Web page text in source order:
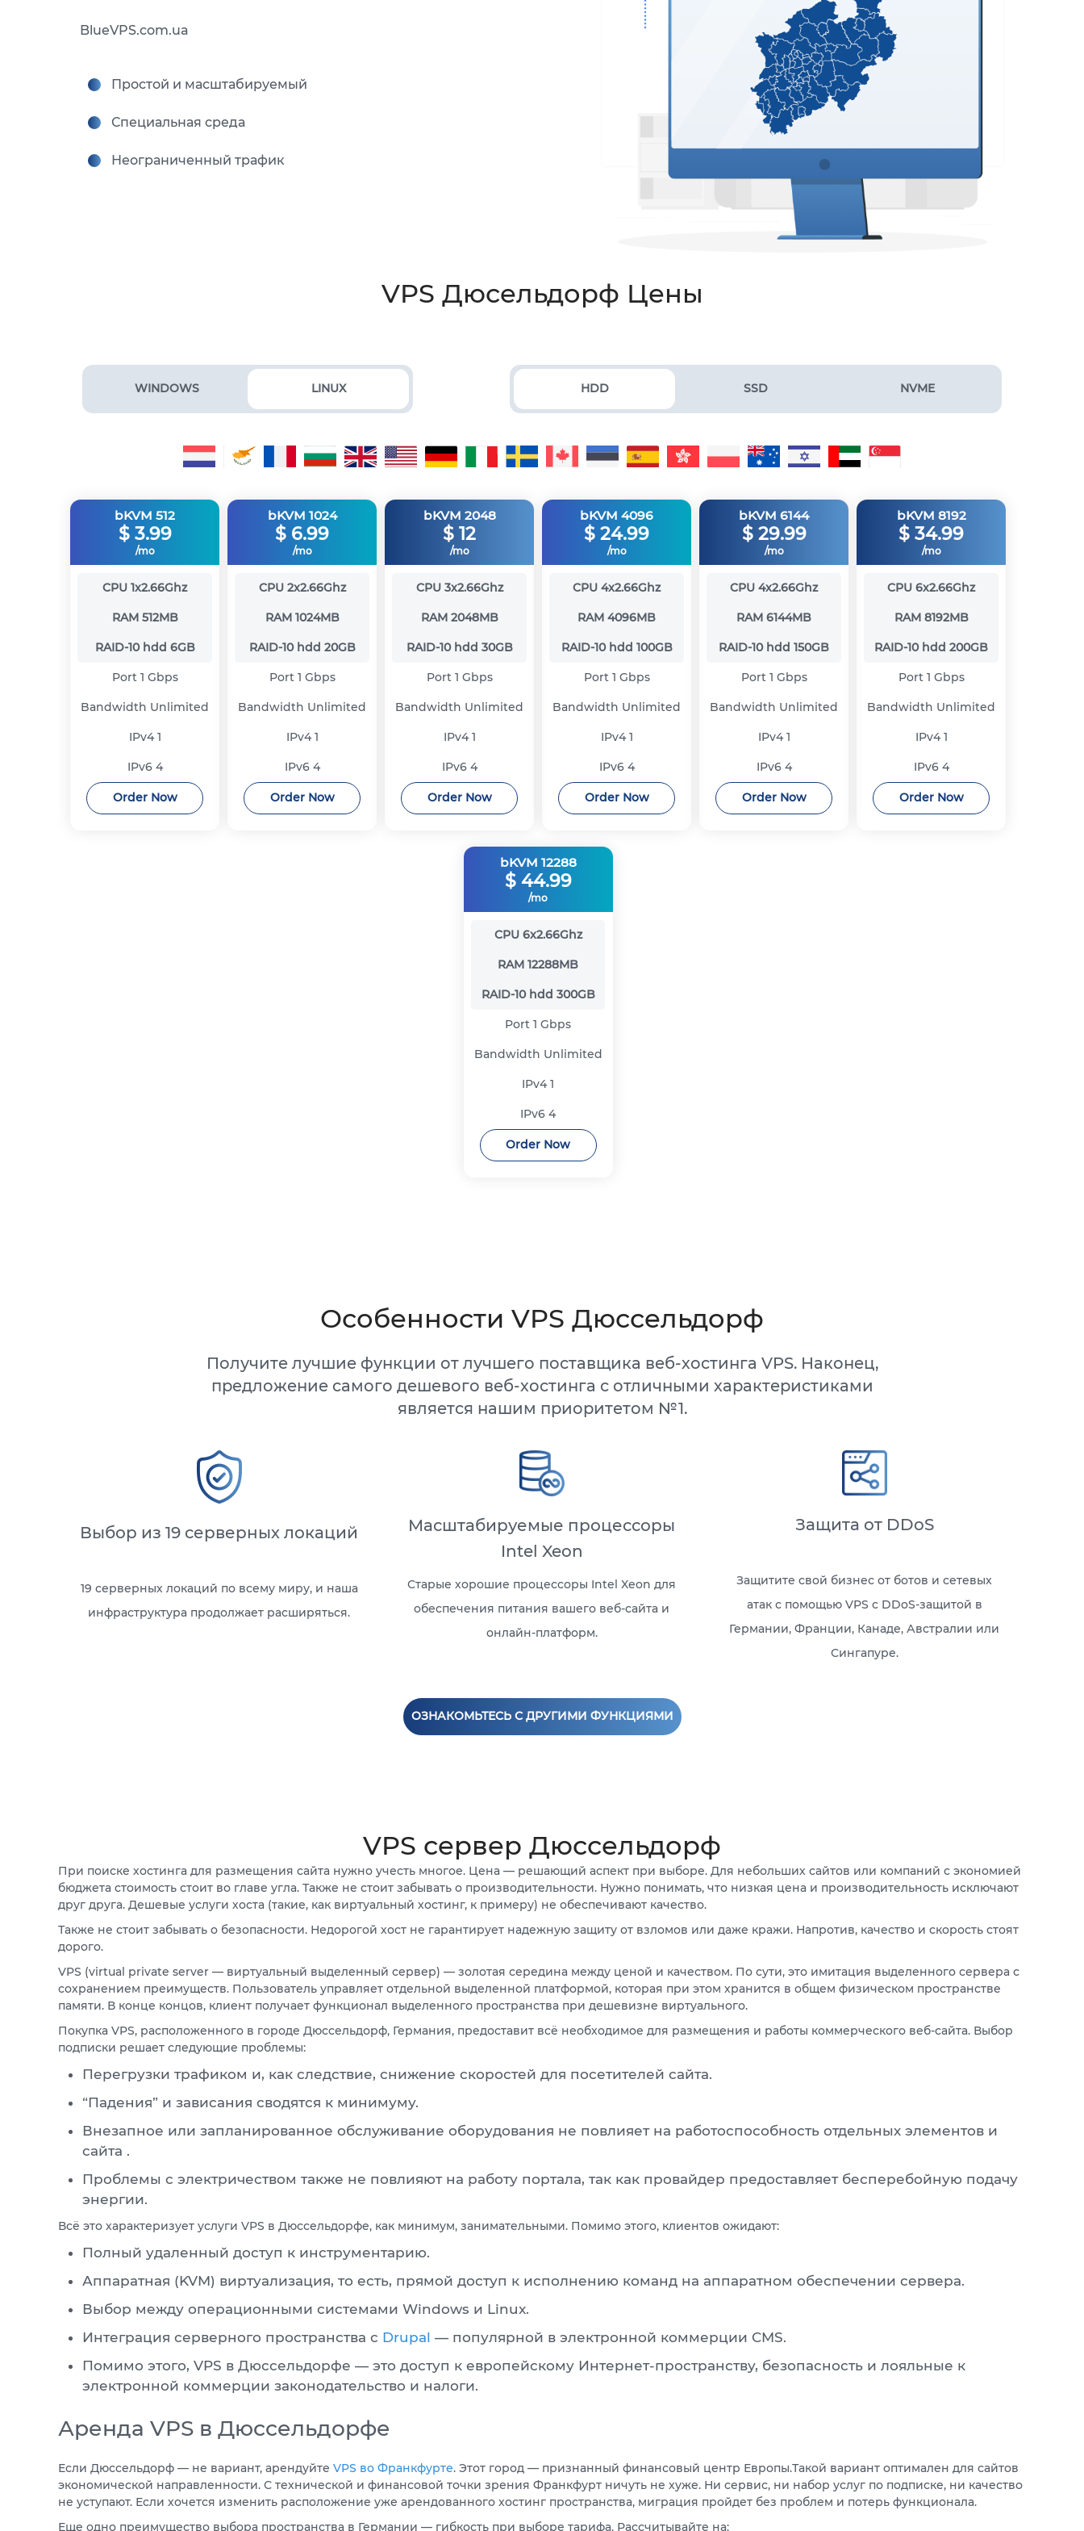
BlueVPS.com.ua
Простой и масштабируемый
Специальная среда
Неограниченный трафик
VPS Дюсельдорф Цены
WINDOWS LINUX HDD SSD NVME
bKVM 512
$ 3.99
/mo
CPU 1x2.66Ghz
RAM 512MB
RAID-10 hdd 6GB
Port 1 Gbps
Bandwidth Unlimited
IPv41
IPv6 4
Order Now
bKVM 1024
$ 6.99
/mo
CPU 2x2.66Ghz
RAM 1024MB
RAID-10 hdd 20GB
Port 1 Gbps
Bandwidth Unlimited
IPv41
IPv6 4
Order Now
bKVM 2048
$ 12
/mo
CPU 3x2.66Ghz
RAM 2048MB
RAID-10 hdd 30GB
Port 1 Gbps
Bandwidth Unlimited
IPv41
IPv6 4
Order Now
bKVM 4096
$ 24.99
/mo
CPU 4x2.66Ghz
RAM 4096MB
RAID-10 hdd 100GB
Port 1 Gbps
Bandwidth Unlimited
IPv41
IPv6 4
Order Now
bKVM 6144
$ 29.99
/mo
CPU 4x2.66Ghz
RAM 6144MB
RAID-10 hdd 150GB
Port 1 Gbps
Bandwidth Unlimited
IPv41
IPv6 4
Order Now
bKVM 8192
$ 34.99
/mo
CPU 6x2.66Ghz
RAM 8192MB
RAID-10 hdd 200GB
Port 1 Gbps
Bandwidth Unlimited
IPv41
IPv6 4
Order Now
bKVM 12288
$ 44.99
/mo
CPU 6x2.66Ghz
RAM 12288MB
RAID-10 hdd 300GB
Port 1 Gbps
Bandwidth Unlimited
IPv41
IPv6 4
Order Now
Особенности VPS Дюссельдорф
Получите лучшие функции от лучшего поставщика веб-хостинга VPS. Наконец,
предложение самого дешевого веб-хостинга с отличными характеристиками
является нашим приоритетом №1.
Выбор из 19 серверных локаций
19 серверных локаций по всему миру, и наша
инфраструктура продолжает расширяться.
Масштабируемые процессоры
Intel Xeon
Старые хорошие процессоры Intel Xeon для
обеспечения питания вашего веб-сайта и
онлайн-платформ.
Защита от DDoS
Защитите свой бизнес от ботов и сетевых
атак с помощью VPS с DDoS-защитой в
Германии, Франции, Канаде, Австралии или
Сингапуре.
ОЗНАКОМЬТЕСЬ С ДРУГИМИ ФУНКЦИЯМИ
VPS сервер Дюссельдорф
При поиске хостинга для размещения сайта нужно учесть многое. Цена — решающий аспект при выборе. Для небольших сайтов или компаний с экономией
бюджета стоимость стоит во главе угла. Также не стоит забывать о производительности. Нужно понимать, что низкая цена и производительность исключают
друг друга. Дешевые услуги хоста (такие, как виртуальный хостинг, к примеру) не обеспечивают качество.
Также не стоит забывать о безопасности. Недорогой хост не гарантирует надежную защиту от взломов или даже кражи. Напротив, качество и скорость стоят
дорого.
VPS (virtual private server — виртуальный выделенный сервер) — золотая середина между ценой и качеством. По сути, это имитация выделенного сервера с
сохранением преимуществ. Пользователь управляет отдельной выделенной платформой, которая при этом хранится в общем физическом пространстве
памяти. В конце концов, клиент получает функционал выделенного пространства при дешевизне виртуального.
Покупка VPS, расположенного в городе Дюссельдорф, Германия, предоставит всё необходимое для размещения и работы коммерческого веб-сайта. Выбор
подписки решает следующие проблемы:
Перегрузки трафиком и, как следствие, снижение скоростей для посетителей сайта.
“Падения” и зависания сводятся к минимуму.
Внезапное или запланированное обслуживание оборудования не повлияет на работоспособность отдельных элементов и
сайта .
Проблемы с электричеством также не повлияют на работу портала, так как провайдер предоставляет бесперебойную подачу
энергии.
Всё это характеризует услуги VPS в Дюссельдорфе, как минимум, занимательными. Помимо этого, клиентов ожидают:
Полный удаленный доступ к инструментарию.
Аппаратная (KVM) виртуализация, то есть, прямой доступ к исполнению команд на аппаратном обеспечении сервера.
Выбор между операционными системами Windows и Linux.
Интеграция серверного пространства с Drupal — популярной в электронной коммерции CMS.
Помимо этого, VPS в Дюссельдорфе — это доступ к европейскому Интернет-пространству, безопасность и лояльные к
электронной коммерции законодательство и налоги.
Аренда VPS в Дюссельдорфе
Если Дюссельдорф — не вариант, арендуйте VPS во Франкфурте. Этот город — признанный финансовый центр Европы.Такой вариант оптимален для сайтов
экономической направленности. С технической и финансовой точки зрения Франкфурт ничуть не хуже. Ни сервис, ни набор услуг по подписке, ни качество
не уступают. Если хочется изменить расположение уже арендованного хостинг пространства, миграция пройдет без проблем и потерь функционала.
Еще одно преимущество выбора пространства в Германии — гибкость при выборе тарифа. Рассчитывайте на: